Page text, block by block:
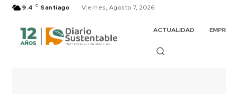
9.4 C Santiago Viernes, Agosto 7, 2026
ACTUALIDAD